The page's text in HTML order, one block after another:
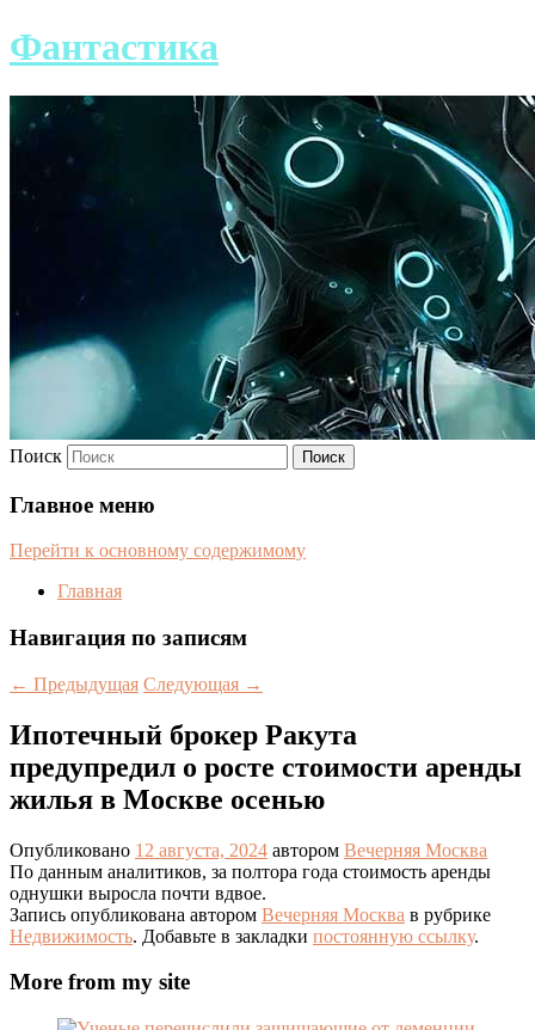
Фантастика
Поиск
Главное меню
Перейти к основному содержимому
Главная
Навигация по записям
← Предыдущая Следующая →
Ипотечный брокер Ракута
предупредил о росте стоимости аренды
жилья в Москве осенью
Опубликовано 12 августа, 2024 автором Вечерняя Москва
По данным аналитиков, за полтора года стоимость аренды
однушки выросла почти вдвое.
Запись опубликована автором Вечерняя Москва в рубрике
Недвижимость. Добавьте в закладки постоянную ссылку.
More from my site